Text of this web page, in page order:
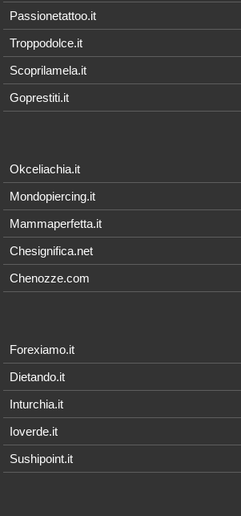
Passionetattoo.it
Troppodolce.it
Scoprilamela.it
Goprestiti.it
Okceliachia.it
Mondopiercing.it
Mammaperfetta.it
Chesignifica.net
Chenozze.com
Forexiamo.it
Dietando.it
Inturchia.it
Ioverde.it
Sushipoint.it